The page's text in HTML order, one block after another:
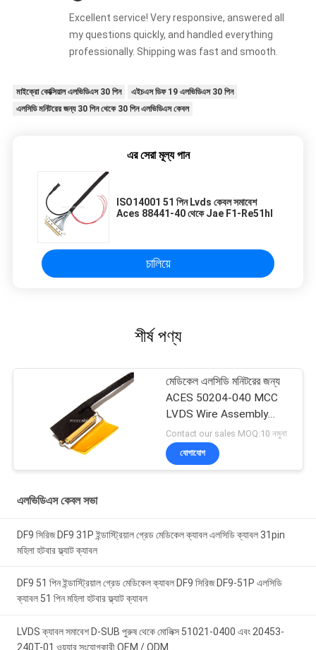
Excellent service! Very responsive, answered all
my questions quickly, and handled everything
professionally. Shipping was fast and smooth.
মাইক্রো কোক্সিয়াল এলভিডিএস 30 পিন
এইচএস ডিফ 19 এলভিডিএস 30 পিন
এলসিডি মনিটরের জন্য 30 পিন থেকে 30 পিন এলভিডিএস কেবল
এর সেরা মূল্য পান
ISO14001 51 পিন Lvds কেবল সমাবেশ
Aces 88441-40 থেকে Jae F1-Re51hl
চালিয়ে
শীর্ষ পণ্য
মেডিকেল এলসিডি মনিটরের জন্য
ACES 50204-040 MCC
LVDS Wire Assembly
ISO13485
Contact our sales MOQ:10 নমুনা
যোগাযোগ
এলভিডিএস কেবল সভা
DF9 সিরিজ DF9 31P ইন্ডাস্ট্রিয়াল গ্রেড মেডিকেল ক্যাবল এলসিডি ক্যাবল 31pin
মহিলা হটবার ফ্ল্যাট ক্যাবল
DF9 51 পিন ইন্ডাস্ট্রিয়াল গ্রেড মেডিকেল ক্যাবল DF9 সিরিজ DF9-51P এলসিডি
ক্যাবল 51 পিন মহিলা হটবার ফ্ল্যাট ক্যাবল
LVDS ক্যাবল সমাবেশ D-SUB পুরুষ থেকে মোলিক্স 51021-0400 এবং 20453-
240T-01 ওয়্যার সংযোগকারী OEM / ODM